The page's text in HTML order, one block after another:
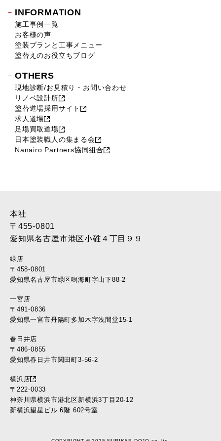
INFORMATION
施工事例一覧
お客様の声
塗装プランと工事メニュー
塗替えのお役立ちブログ
OTHERS
現地診断/お見積り・お問い合わせ
リノベ設計所
塗替道場採用サイト
求人道場
足場買取道場
日本塗装職人の集まる会
Nanairo Partners協同組合
本社
〒455-0801
愛知県名古屋市港区小碓４丁目９９
緑店
〒458-0801
愛知県名古屋市緑区鳴海町字山下88-2
一宮店
〒491-0836
愛知県一宮市丹陽町多加木字浅間堂15-1
春日井店
〒486-0855
愛知県春日井市関田町3-56-2
横浜店
〒222-0033
神奈川県横浜市港北区新横浜3丁目20-12
新横浜望星ビル 6階 602号室